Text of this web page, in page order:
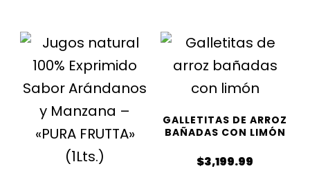
cantidad
GALLETITAS DE ARROZ
BAÑADAS CON LIMÓN
$3,199.99